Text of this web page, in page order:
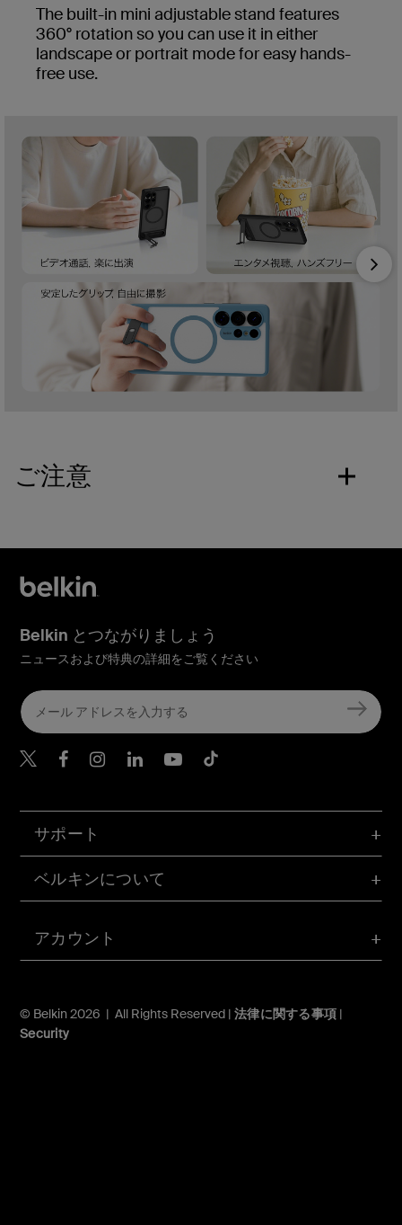
The built-in mini adjustable stand features
360° rotation so you can use it in either
landscape or portrait mode for easy hands-
free use.
Next
ご注意
アカウント
サポート
ベルキンについて
© Belkin 2026 | All Rights Reserved | 法律に関する事項 |
Security
Belkin とつながりましょう
ニュースおよび特典の詳細をご覧ください
Belkin Twitter
Belkin Facebook
Belkin Instagram
Belkin LinkedIn
Belkin Youtube
Belkin TikTok